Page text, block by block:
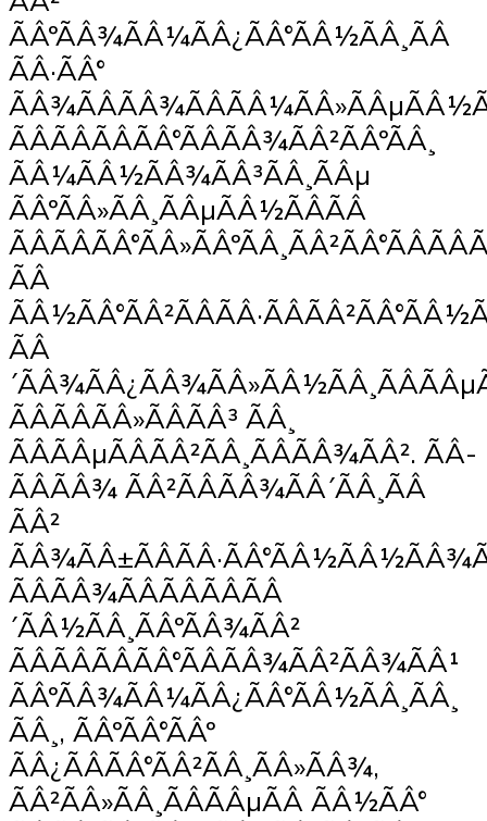
ÃÂºÃÂ¾ÃÂ¼ÃÂ¿ÃÂ°ÃÂ½ÃÂ¸ÃÂ
ÃÂ·ÃÂ°
ÃÂÃÂÃÂÃÂ°ÃÂÃÂ¾ÃÂ²ÃÂºÃÂ¸
ÃÂ¼ÃÂ½ÃÂ¾ÃÂ³ÃÂ¸ÃÂµ
ÃÂºÃÂ»ÃÂ¸ÃÂµÃÂ½ÃÂÃÂ
ÃÂ
ÃÂ
ÃÂÃÂÃÂ»ÃÂÃÂ³ ÃÂ¸
ÃÂÃÂµÃÂÃÂ²ÃÂ¸ÃÂÃÂ¾ÃÂ². ÃÂ­
ÃÂÃÂ¾ ÃÂ²ÃÂÃÂ¾ÃÂ´ÃÂ¸ÃÂ
ÃÂ²
ÃÂÃÂ¾ÃÂÃÂÃÂÃÂ
´ÃÂ½ÃÂ¸ÃÂºÃÂ¾ÃÂ²
ÃÂÃÂÃÂÃÂ°ÃÂÃÂ¾ÃÂ²ÃÂ¾ÃÂ¹
ÃÂºÃÂ¾ÃÂ¼ÃÂ¿ÃÂ°ÃÂ½ÃÂ¸ÃÂ¸
ÃÂ¸, ÃÂºÃÂ°ÃÂº
ÃÂ¿ÃÂÃÂ°ÃÂ²ÃÂ¸ÃÂ»ÃÂ¾,
ÃÂ²ÃÂ»ÃÂ¸ÃÂÃÂµÃÂ ÃÂ½ÃÂ°